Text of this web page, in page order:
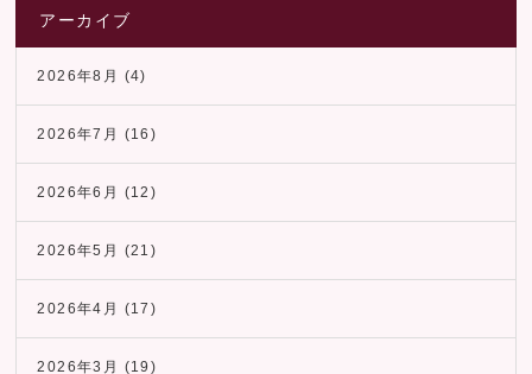
アーカイブ
2026年8月 (4)
2026年7月 (16)
2026年6月 (12)
2026年5月 (21)
2026年4月 (17)
2026年3月 (19)